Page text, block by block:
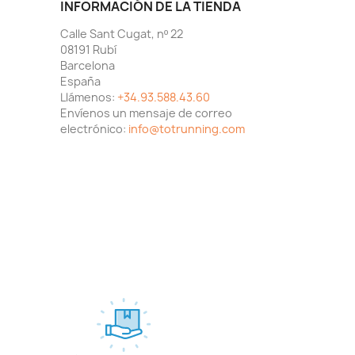
INFORMACIÓN DE LA TIENDA
Calle Sant Cugat, nº 22
08191 Rubí
Barcelona
España
Llámenos: +34.93.588.43.60
Envíenos un mensaje de correo
electrónico: info@totrunning.com